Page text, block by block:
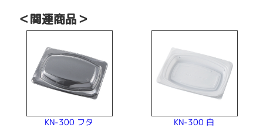
＜関連商品＞
KN-300 フタ KN-300 白